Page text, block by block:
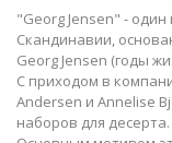
"Georg Jensen" -
Скандинавии,
Georg Jensen (годы
С приходом в
Andersen и Annelise
наборов для десерта.